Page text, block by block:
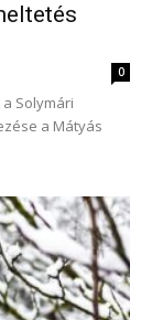
0
Solymári
a Mátyás